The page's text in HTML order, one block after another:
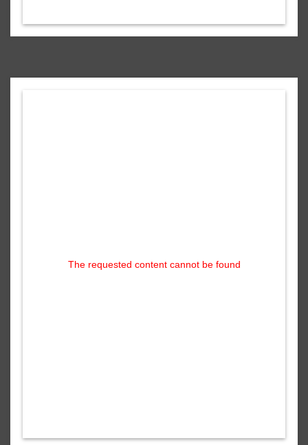
The requested content cannot be found